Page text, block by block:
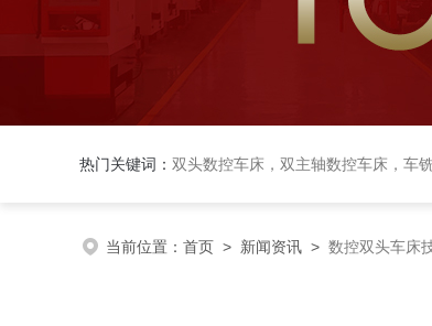
热门关键词： 双头数控车床，双主轴数控车床，车铣复
当前位置： 首页 > 新闻资讯 > 数控双头车床